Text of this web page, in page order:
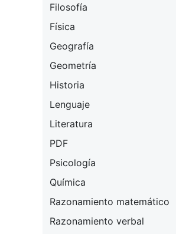
Filosofía
Física
Geografía
Geometría
Historia
Lenguaje
Literatura
PDF
Psicología
Química
Razonamiento matemático
Razonamiento verbal